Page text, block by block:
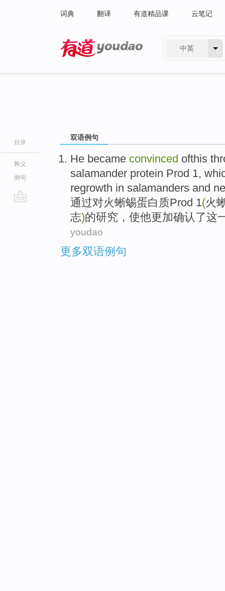
词典 翻译 有道精品课 云笔记
中英
目录
释义
例句
双语例句
He became convinced ofthis
salamander protein Prod 1,
regrowth in salamanders and
通过对火蜥蜴蛋白质Prod 1(火
志)的研究 ， 使他更加确认 了这
youdao
更多双语例句